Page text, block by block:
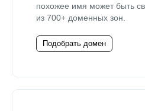
похожее имя может быть
из 700+ доменных зон.
Подобрать домен